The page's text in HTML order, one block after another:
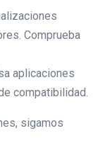
Comprueba
aplicaciones
compatibilidad.
sigamos